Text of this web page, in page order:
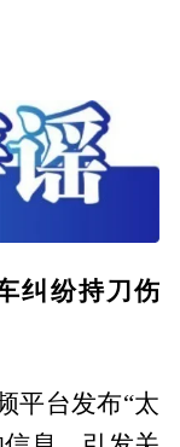
纠纷持刀伤
平台发布“太